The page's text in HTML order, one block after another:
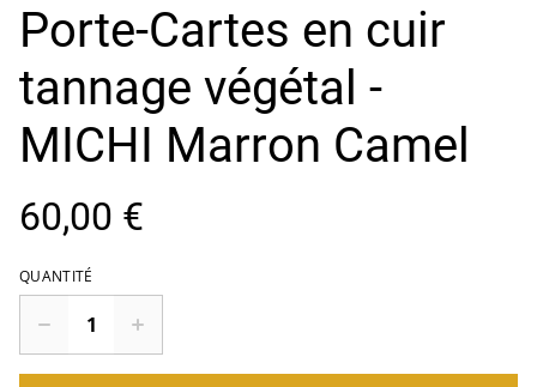
Porte-Cartes en cuir
tannage végétal -
MICHI Marron Camel
60,00 €
QUANTITÉ